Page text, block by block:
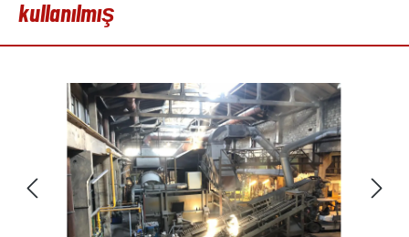
kullanılmış
Skip image gallery